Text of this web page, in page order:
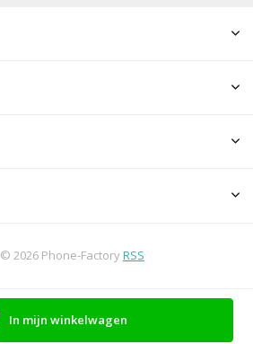
In mijn winkelwagen
© 2026 Phone-FactoryRSS